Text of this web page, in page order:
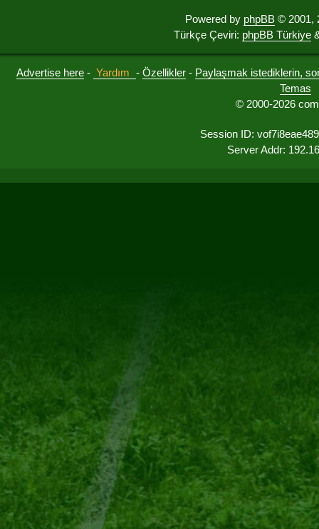
Powered by phpBB © 2001,
Türkçe Çeviri: phpBB Türkiye
Advertise here - Yardım - Özellikler - Paylaşmak istediklerin,
Temas
© 2000-2026
Session ID:
Server Addr: